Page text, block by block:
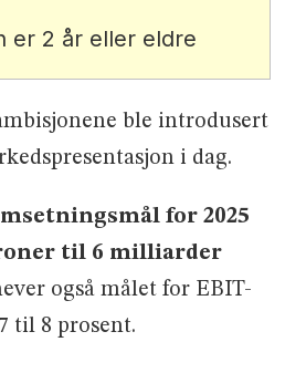
er 2 år eller eldre
ble introdusert
i dag.
for 2025
til 6 milliarder
også målet for EBIT-
til 8 prosent.